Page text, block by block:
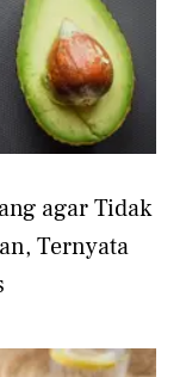
agar Tidak
Ternyata